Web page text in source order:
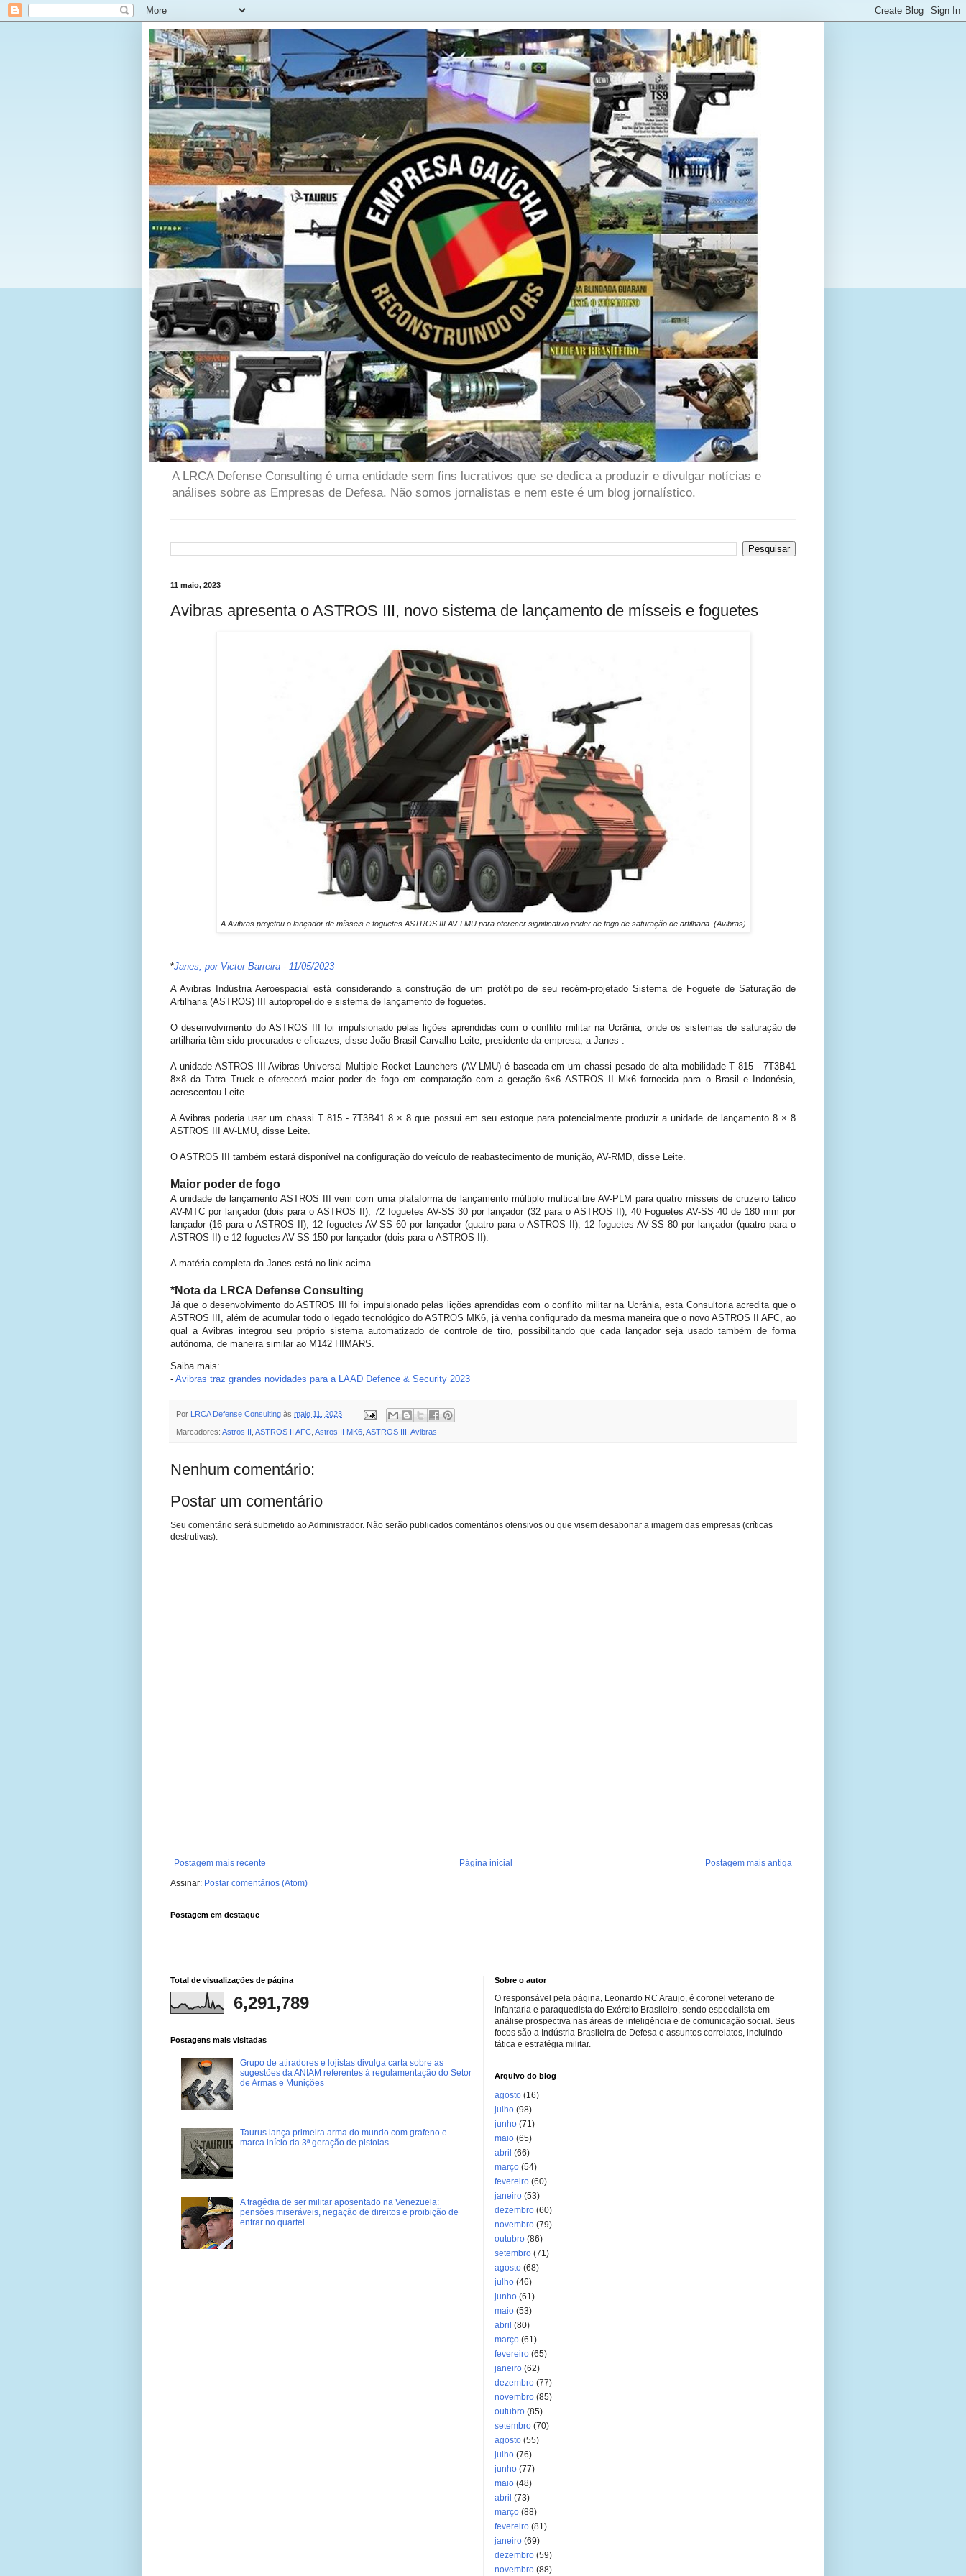
A LRCA Defense Consulting é uma entidade sem fins lucrativos que se dedica a produzir e divulgar notícias e
análises sobre as Empresas de Defesa. Não somos jornalistas e nem este é um blog jornalístico.
11 maio, 2023
Avibras apresenta o ASTROS III, novo sistema de lançamento de mísseis e foguetes
A Avibras projetou o lançador de mísseis e foguetes ASTROS III AV-LMU para oferecer significativo poder de fogo de saturação de artilharia. (Avibras)
*Janes, por Victor Barreira - 11/05/2023
A Avibras Indústria Aeroespacial está considerando a construção de um protótipo de seu recém-projetado Sistema de Foguete de Saturação de
Artilharia (ASTROS) III autopropelido e sistema de lançamento de foguetes.
O desenvolvimento do ASTROS III foi impulsionado pelas lições aprendidas com o conflito militar na Ucrânia, onde os sistemas de saturação de
artilharia têm sido procurados e eficazes, disse João Brasil Carvalho Leite, presidente da empresa, a Janes .
A unidade ASTROS III Avibras Universal Multiple Rocket Launchers (AV-LMU) é baseada em um chassi pesado de alta mobilidade T 815 - 7T3B41
8×8 da Tatra Truck e oferecerá maior poder de fogo em comparação com a geração 6×6 ASTROS II Mk6 fornecida para o Brasil e Indonésia,
acrescentou Leite.
A Avibras poderia usar um chassi T 815 - 7T3B41 8 × 8 que possui em seu estoque para potencialmente produzir a unidade de lançamento 8 × 8
ASTROS III AV-LMU, disse Leite.
O ASTROS III também estará disponível na configuração do veículo de reabastecimento de munição, AV-RMD, disse Leite.
Maior poder de fogo
A unidade de lançamento ASTROS III vem com uma plataforma de lançamento múltiplo multicalibre AV-PLM para quatro mísseis de cruzeiro tático
AV-MTC por lançador (dois para o ASTROS II), 72 foguetes AV-SS 30 por lançador (32 para o ASTROS II), 40 Foguetes AV-SS 40 de 180 mm por
lançador (16 para o ASTROS II), 12 foguetes AV-SS 60 por lançador (quatro para o ASTROS II), 12 foguetes AV-SS 80 por lançador (quatro para o
ASTROS II) e 12 foguetes AV-SS 150 por lançador (dois para o ASTROS II).
A matéria completa da Janes está no link acima.
*Nota da LRCA Defense Consulting
Já que o desenvolvimento do ASTROS III foi impulsionado pelas lições aprendidas com o conflito militar na Ucrânia, esta Consultoria acredita que o
ASTROS III, além de acumular todo o legado tecnológico do ASTROS MK6, já venha configurado da mesma maneira que o novo ASTROS II AFC, ao
qual a Avibras integrou seu próprio sistema automatizado de controle de tiro, possibilitando que cada lançador seja usado também de forma
autônoma, de maneira similar ao M142 HIMARS.
Saiba mais:
- Avibras traz grandes novidades para a LAAD Defence & Security 2023
Por LRCA Defense Consulting às maio 11, 2023
Marcadores: Astros II ASTROS II AFC Astros II MK6 ASTROS III Avibras
Nenhum comentário:
Postar um comentário
Seu comentário será submetido ao Administrador. Não serão publicados comentários ofensivos ou que visem desabonar a imagem das empresas (críticas
destrutivas).
Postagem mais recente Postagem mais antiga
Página inicial
Assinar: Postar comentários (Atom)
Postagem em destaque
Total de visualizações de página
6,291,789
Postagens mais visitadas
Grupo de atiradores e lojistas divulga carta sobre as
sugestões da ANIAM referentes à regulamentação do Setor
de Armas e Munições
Taurus lança primeira arma do mundo com grafeno e
marca início da 3ª geração de pistolas
A tragédia de ser militar aposentado na Venezuela:
pensões miseráveis, negação de direitos e proibição de
entrar no quartel
Sobre o autor
O responsável pela página, Leonardo RC Araujo, é coronel veterano de
infantaria e paraquedista do Exército Brasileiro, sendo especialista em
análise prospectiva nas áreas de inteligência e de comunicação social. Seus
focos são a Indústria Brasileira de Defesa e assuntos correlatos, incluindo
tática e estratégia militar.
Arquivo do blog
agosto (16)
julho (98)
junho (71)
maio (65)
abril (66)
março (54)
fevereiro (60)
janeiro (53)
dezembro (60)
novembro (79)
outubro (86)
setembro (71)
agosto (68)
julho (46)
junho (61)
maio (53)
abril (80)
março (61)
fevereiro (65)
janeiro (62)
dezembro (77)
novembro (85)
outubro (85)
setembro (70)
agosto (55)
julho (76)
junho (77)
maio (48)
abril (73)
março (88)
fevereiro (81)
janeiro (69)
dezembro (59)
novembro (88)